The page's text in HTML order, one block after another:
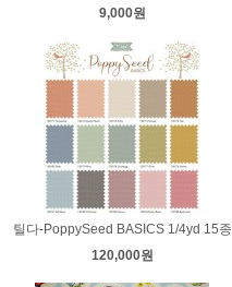
9,000원
틸다-PoppySeed BASICS 1/4yd 15종
120,000원